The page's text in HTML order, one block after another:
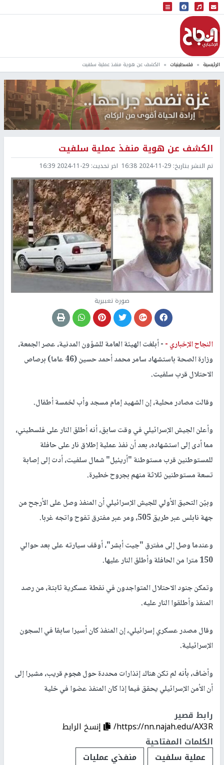
البث المباشر
إذاعة النجاح
الرئيسية فلسطينيات الكشف عن هوية منفذ عملية سلفيت
الكشف عن هوية منفذ عملية سلفيت
تم النشر بتاريخ: 2024-11-29 16:38 اخر تحديث: 2024-11-29 16:39
صورة تعبيرية
النجاح الإخباري -- أبلغت الهيئة العامة للشؤون المدنية، عصر الجمعة،
وزارة الصحة باستشهاد سامر محمد أحمد حسين (46 عاما) برصاص
الاحتلال قرب سلفيت.
وقالت مصادر محلية، إن الشهيد إمام مسجد وأب لخمسة أطفال.
وأعلن الجيش الإسرائيلي في وقت سابق، أنه أطلق النار على فلسطيني،
مما أدى إلى استشهاده، بعد أن نفذ عملية إطلاق نار على حافلة
للمستوطنين قرب مستوطنة "أريئيل" شمال سلفيت، أدت إلى إصابة
تسعة مستوطنين ثلاثة منهم بجروح خطيرة.
وبيّن التحيق الأولي للجيش الإسرائيلي أن المنفذ وصل على الأرجح من
جهة نابلس عبر طريق 505، ومر عبر مفترق تفوح واتجه غربا.
وعندما وصل إلى مفترق "جيت أبشر"، أوقف سيارته على بعد حوالي
150 مترا من الحافلة وأطلق النار عليها.
وتمكن جنود الاحتلال المتواجدون في نقطة عسكرية ثابتة، من رصد
المنفذ وأطلقوا النار عليه.
وقال مصدر عسكري إسرائيلي، إن المنفذ كان أسيرا سابقا في السجون
الإسرائيلية.
وأضاف، بأنه لم تكن هناك إنذارات محددة حول هجوم قريب، مشيرا إلى
أن الأمن الإسرائيلي يحقق فيما إذا كان المنفذ عضوا في خلية
رابط قصير
https://nn.najah.edu/AX3R/
إنسخ الرابط
الكلمات المفتاحية
عملية سلفيت
منفذي عمليات